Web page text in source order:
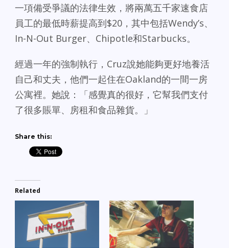
一項備受爭議的法律生效，將兩萬五千家速食店
員工的最低時薪提高到$20，其中包括Wendy’s、
In-N-Out Burger、Chipotle和Starbucks。
經過一年的強制執行，Cruz說她能夠更好地養活
自己和丈夫，他們一起住在Oakland的一間一房
公寓裡。她說：「感覺真的很好，它幫我們支付
了很多賬單、房租和食品雜貨。」
Share this:
Related